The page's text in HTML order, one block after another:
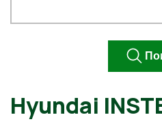
Hyundai